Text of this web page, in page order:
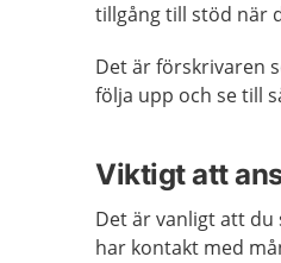
tillgång till stöd när
Det är förskrivaren
följa upp och se till
Viktigt att
Det är vanligt att
har kontakt med